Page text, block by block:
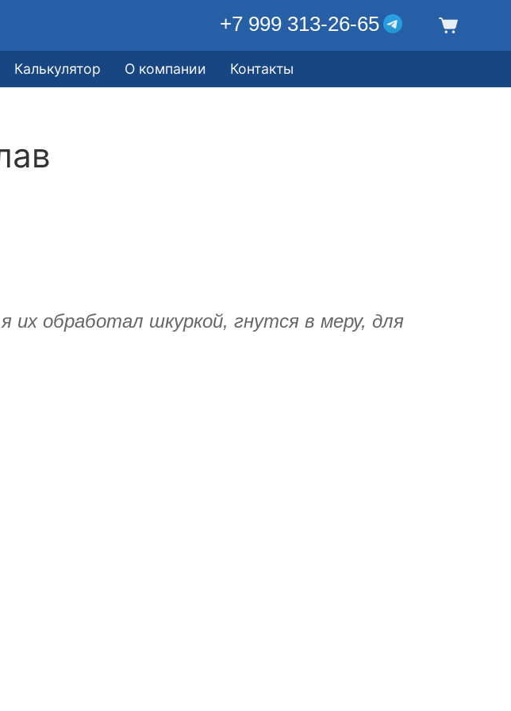
+7 999 313-26-65
Калькулятор О компании Контакты
их обработал шкуркой, гнутся в меру, для